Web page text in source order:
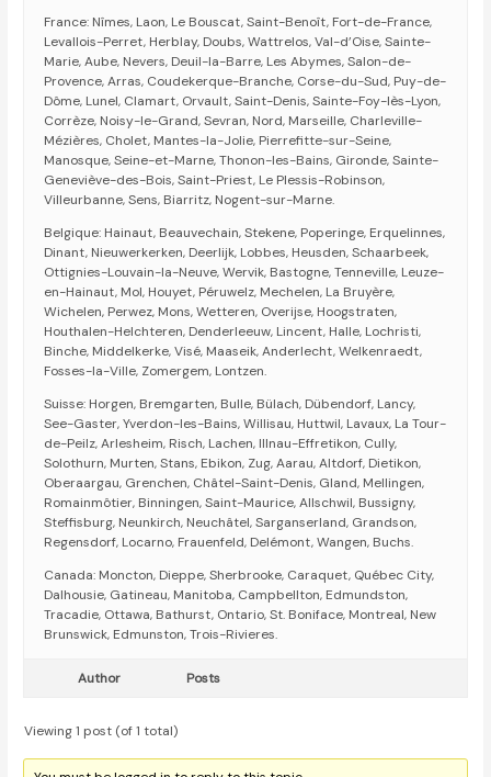
France: Nîmes, Laon, Le Bouscat, Saint-Benoît, Fort-de-France,
Levallois-Perret, Herblay, Doubs, Wattrelos, Val-d’Oise, Sainte-
Marie, Aube, Nevers, Deuil-la-Barre, Les Abymes, Salon-de-
Provence, Arras, Coudekerque-Branche, Corse-du-Sud, Puy-de-
Dôme, Lunel, Clamart, Orvault, Saint-Denis, Sainte-Foy-lès-Lyon,
Corrèze, Noisy-le-Grand, Sevran, Nord, Marseille, Charleville-
Mézières, Cholet, Mantes-la-Jolie, Pierrefitte-sur-Seine,
Manosque, Seine-et-Marne, Thonon-les-Bains, Gironde, Sainte-
Geneviève-des-Bois, Saint-Priest, Le Plessis-Robinson,
Villeurbanne, Sens, Biarritz, Nogent-sur-Marne.
Belgique: Hainaut, Beauvechain, Stekene, Poperinge, Erquelinnes,
Dinant, Nieuwerkerken, Deerlijk, Lobbes, Heusden, Schaarbeek,
Ottignies-Louvain-la-Neuve, Wervik, Bastogne, Tenneville, Leuze-
en-Hainaut, Mol, Houyet, Péruwelz, Mechelen, La Bruyère,
Wichelen, Perwez, Mons, Wetteren, Overijse, Hoogstraten,
Houthalen-Helchteren, Denderleeuw, Lincent, Halle, Lochristi,
Binche, Middelkerke, Visé, Maaseik, Anderlecht, Welkenraedt,
Fosses-la-Ville, Zomergem, Lontzen.
Suisse: Horgen, Bremgarten, Bulle, Bülach, Dübendorf, Lancy,
See-Gaster, Yverdon-les-Bains, Willisau, Huttwil, Lavaux, La Tour-
de-Peilz, Arlesheim, Risch, Lachen, Illnau-Effretikon, Cully,
Solothurn, Murten, Stans, Ebikon, Zug, Aarau, Altdorf, Dietikon,
Oberaargau, Grenchen, Châtel-Saint-Denis, Gland, Mellingen,
Romainmôtier, Binningen, Saint-Maurice, Allschwil, Bussigny,
Steffisburg, Neunkirch, Neuchâtel, Sarganserland, Grandson,
Regensdorf, Locarno, Frauenfeld, Delémont, Wangen, Buchs.
Canada: Moncton, Dieppe, Sherbrooke, Caraquet, Québec City,
Dalhousie, Gatineau, Manitoba, Campbellton, Edmundston,
Tracadie, Ottawa, Bathurst, Ontario, St. Boniface, Montreal, New
Brunswick, Edmunston, Trois-Rivieres.
Author Posts
Viewing 1 post (of 1 total)